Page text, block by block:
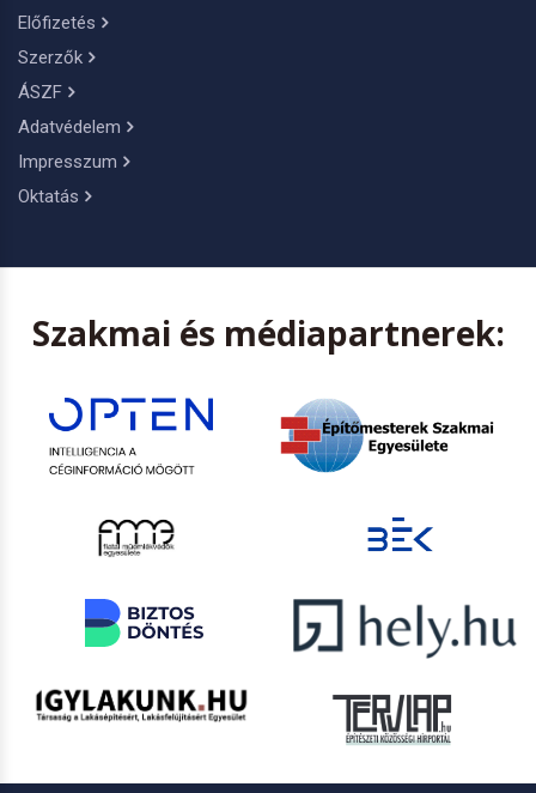
Előfizetés
Szerzők
ÁSZF
Adatvédelem
Impresszum
Oktatás
Szakmai és médiapartnerek: